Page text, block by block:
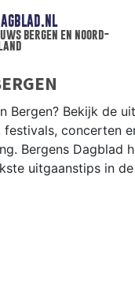
bergen en noord-
Bergen? Bekijk de
festivals, concerten
Bergens Dagblad
uitgaanstips in